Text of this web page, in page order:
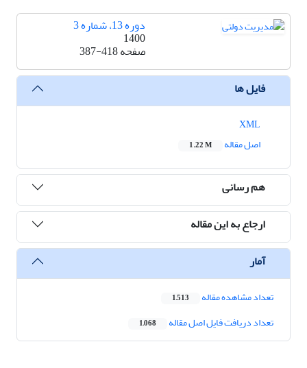
دوره 13، شماره 3
1400
صفحه387-418
فایل ها
اصل مقاله
1.22 M
هم رسانی
ارجاع به این مقاله
آمار
تعداد مشاهده مقاله 1,513
تعداد دریافت فایل اصل مقاله 1,068